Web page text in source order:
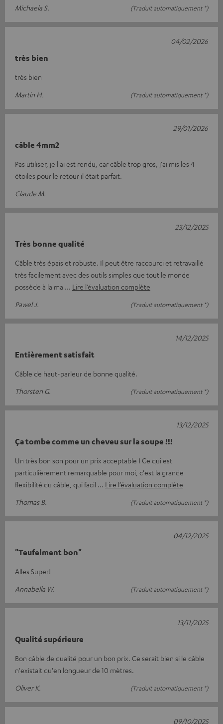
Michaela S.
(Traduit automatiquement *)
très bien
très bien
Martin H.
(Traduit automatiquement *)
04/02/2026
câble 4mm2
Pas utiliser, je l'ai est rendu, car câble trop gros, j'ai mis les 4
étoiles pour le retour il était parfait.
Claude M.
29/01/2026
Très bonne qualité
Câble très épais et robuste. Il peut être raccourci et retravaillé
très facilement avec des outils simples que tout le monde
possède à la ma
Lire l’évaluation complète
Pawel J.
(Traduit automatiquement *)
23/12/2025
Entièrement satisfait
Câble de haut-parleur de bonne qualité.
Thorsten G.
(Traduit automatiquement *)
14/12/2025
Ça tombe comme un cheveu sur la soupe !!!
Un très bon son pour un prix acceptable ! Ce qui est
particulièrement remarquable pour moi, c'est la grande
flexibilité du câble, qui facil
Lire l’évaluation complète
Thomas B.
(Traduit automatiquement *)
13/12/2025
"Teufelment bon"
Alles Super!
Annabella W.
(Traduit automatiquement *)
04/12/2025
Qualité supérieure
Bon câble de qualité pour un bon prix. Ce serait bien si le câble
n'existait qu'en longueur de 10 mètres.
Oliver K.
(Traduit automatiquement *)
13/11/2025
09/10/2025